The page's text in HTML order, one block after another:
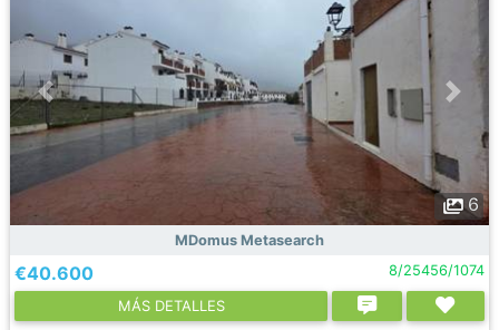
6
MDomus Metasearch
€40.600 8/25456/1074
МÁS DETALLES